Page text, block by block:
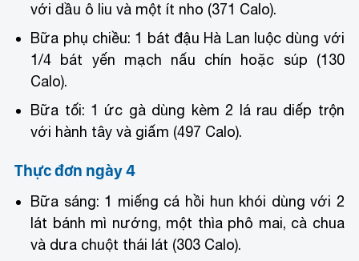
với dầu ô liu và một ít nho (371 Calo).
Bữa phụ chiều: 1 bát đậu Hà Lan luộc dùng với
1/4 bát yến mạch nấu chín hoặc súp (130
Calo).
Bữa tối: 1 ức gà dùng kèm 2 lá rau diếp trộn
với hành tây và giấm (497 Calo).
Thực đơn ngày 4
Bữa sáng: 1 miếng cá hồi hun khói dùng với 2
lát bánh mì nướng, một thìa phô mai, cà chua
và dưa chuột thái lát (303 Calo).